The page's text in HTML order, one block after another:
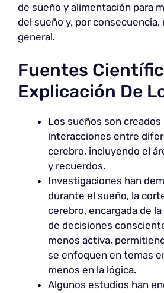
de sueño y alimentación para
del sueño y, por
general.
Fuentes
Explicación De
Los sueños son
interacciones entre
cerebro, incluyendo el
y recuerdos.
Investigaciones han
durante el sueño, la
cerebro, encargada de
de decisiones
menos activa,
se enfoquen en temas
menos en la lógica.
Algunos estudios han